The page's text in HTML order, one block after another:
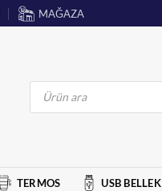
MAĞAZA
Products
search
TERMOS USB BELLEK